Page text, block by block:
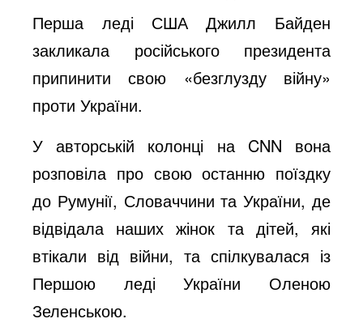
Перша леді США Джилл Байден
закликала російського президента
припинити свою «безглузду війну»
проти України.
У авторській колонці на CNN вона
розповіла про свою останню поїздку
до Румунії, Словаччини та України, де
відвідала наших жінок та дітей, які
втікали від війни, та спілкувалася із
Першою леді України Оленою
Зеленською.